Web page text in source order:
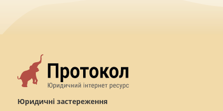
Юридичні застереження